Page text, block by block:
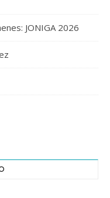
JONIGA 2026